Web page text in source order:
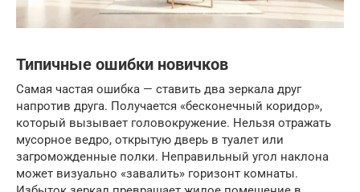
Типичные ошибки новичков
Самая частая ошибка — ставить два зеркала друг
напротив друга. Получается «бесконечный коридор»,
который вызывает головокружение. Нельзя отражать
мусорное ведро, открытую дверь в туалет или
загроможденные полки. Неправильный угол наклона
может визуально «завалить» горизонт комнаты.